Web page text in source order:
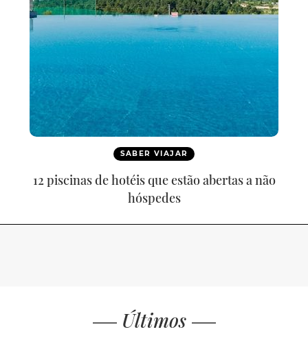
SABER VIAJAR
12 piscinas de hotéis que estão abertas a não
hóspedes
Últimos